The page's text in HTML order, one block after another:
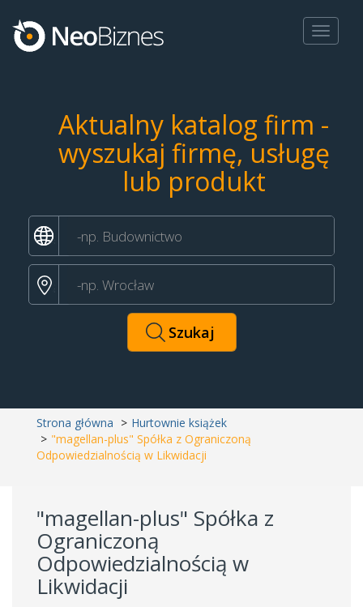
Toggle
Aktualny katalog firm -
wyszukaj firmę, usługę
lub produkt
Strona główna
Hurtownie książek
"magellan-plus" Spółka z Ograniczoną
Odpowiedzialnością w Likwidacji
"magellan-plus" Spółka z
Ograniczoną
Odpowiedzialnością w
Likwidacji